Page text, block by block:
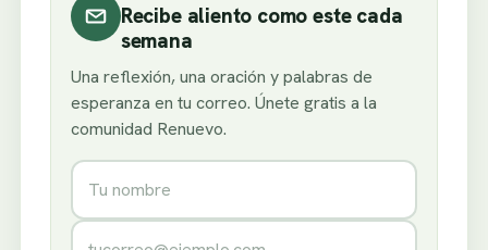
Recibe aliento como este cada
semana
Una reflexión, una oración y palabras de
esperanza en tu correo. Únete gratis a la
comunidad Renuevo.
Nombre
Correo electrónico